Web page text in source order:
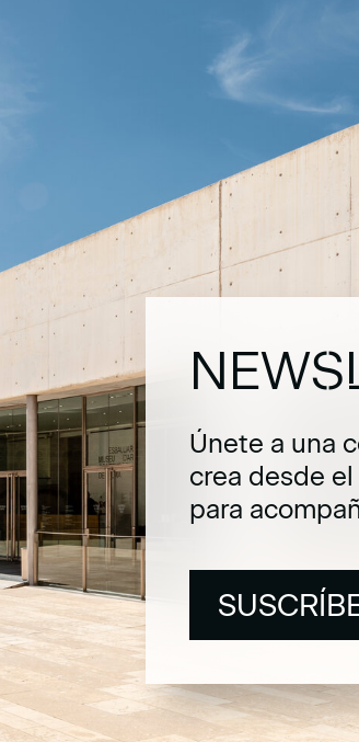
Únete a una
crea desde
para